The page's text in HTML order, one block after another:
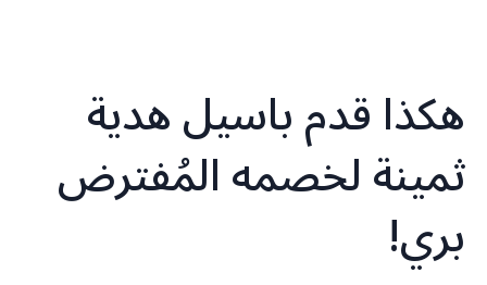
هكذا قدم باسيل هدية
ثمينة لخصمه المُفترض
بري!